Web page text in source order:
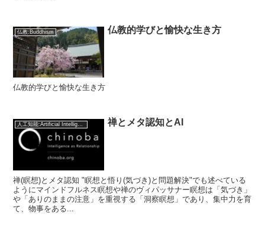
仏教:Buddhism 仏教的学びと愉快な生き方
仏教的学びと愉快な生き方
人工知能:Artificial Intelligence 禅とメタ認知とAI
禅(瞑想)とメタ認知 "瞑想と悟り(気づき)と問題解決"でも述べている
ようにマインドフルネス瞑想や禅のヴィパッサナー瞑想は「気づき」
や「ありのままの注意」を重視する「洞察瞑想」であり、集中力を育
て、物事をある...